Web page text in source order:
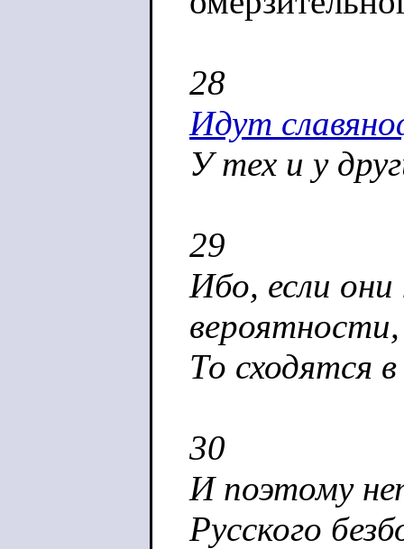
28
Идут
У тех и у
29
Ибо, если они
вероятности,
То сходятся
30
И поэтому
Русского